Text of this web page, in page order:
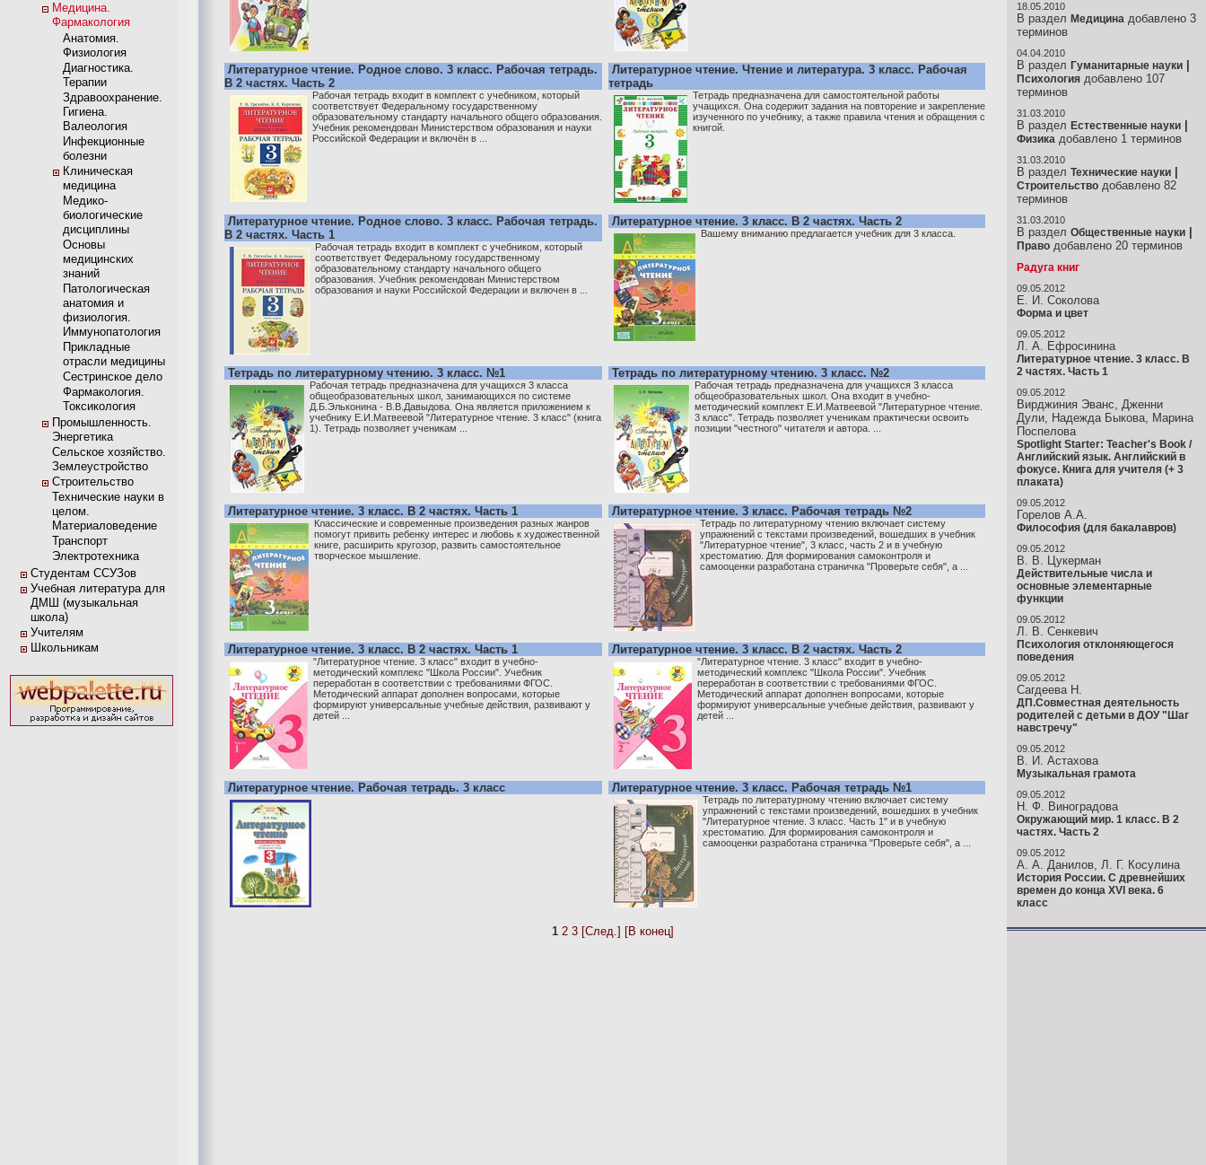
Медицина.
Фармакология
Анатомия.
Физиология
Диагностика.
Терапии
Здравоохранение.
Гигиена.
Валеология
Инфекционные
болезни
Клиническая
медицина
Медико-
биологические
дисциплины
Основы
медицинских
знаний
Патологическая
анатомия и
физиология.
Иммунопатология
Прикладные
отрасли медицины
Сестринское дело
Фармакология.
Токсикология
Промышленность.
Энергетика
Сельское хозяйство.
Землеустройство
Строительство
Технические науки в
целом.
Материаловедение
Транспорт
Электротехника
Студентам ССУЗов
Учебная литература для
ДМШ (музыкальная
школа)
Учителям
Школьникам
Литературное чтение. Родное слово. 3 класс. Рабочая тетрадь.
В 2 частях. Часть 2
Рабочая тетрадь входит в комплект с учебником, который
соответствует Федеральному государственному
образовательному стандарту начального общего образования.
Учебник рекомендован Министерством образования и науки
Российской Федерации и включён в ...
Литературное чтение. Чтение и литература. 3 класс. Рабочая
тетрадь
Тетрадь предназначена для самостоятельной работы
учащихся. Она содержит задания на повторение и закрепление
изученного по учебнику, а также правила чтения и обращения с
книгой.
Литературное чтение. Родное слово. 3 класс. Рабочая тетрадь.
В 2 частях. Часть 1
Рабочая тетрадь входит в комплект с учебником, который
соответствует Федеральному государственному
образовательному стандарту начального общего
образования. Учебник рекомендован Министерством
образования и науки Российской Федерации и включен в ...
Литературное чтение. 3 класс. В 2 частях. Часть 2
Вашему вниманию предлагается учебник для 3 класса.
Тетрадь по литературному чтению. 3 класс. №1
Рабочая тетрадь предназначена для учащихся 3 класса
общеобразовательных школ, занимающихся по системе
Д.Б.Эльконина - В.В.Давыдова. Она является приложением к
учебнику Е.И.Матвеевой "Литературное чтение. 3 класс" (книга
1). Тетрадь позволяет ученикам ...
Тетрадь по литературному чтению. 3 класс. №2
Рабочая тетрадь предназначена для учащихся 3 класса
общеобразовательных школ. Она входит в учебно-
методический комплект Е.И.Матвеевой "Литературное чтение.
3 класс". Тетрадь позволяет ученикам практически освоить
позиции "честного" читателя и автора. ...
Литературное чтение. 3 класс. В 2 частях. Часть 1
Классические и современные произведения разных жанров
помогут привить ребенку интерес и любовь к художественной
книге, расширить кругозор, развить самостоятельное
творческое мышление.
Литературное чтение. 3 класс. Рабочая тетрадь №2
Тетрадь по литературному чтению включает систему
упражнений с текстами произведений, вошедших в учебник
"Литературное чтение", 3 класс, часть 2 и в учебную
хрестоматию. Для формирования самоконтроля и
самооценки разработана страничка "Проверьте себя", а ...
Литературное чтение. 3 класс. В 2 частях. Часть 1
"Литературное чтение. 3 класс" входит в учебно-
методический комплекс "Школа России". Учебник
переработан в соответствии с требованиями ФГОС.
Методический аппарат дополнен вопросами, которые
формируют универсальные учебные действия, развивают у
детей ...
Литературное чтение. 3 класс. В 2 частях. Часть 2
"Литературное чтение. 3 класс" входит в учебно-
методический комплекс "Школа России". Учебник
переработан в соответствии с требованиями ФГОС.
Методический аппарат дополнен вопросами, которые
формируют универсальные учебные действия, развивают у
детей ...
Литературное чтение. Рабочая тетрадь. 3 класс Литературное чтение. 3 класс. Рабочая тетрадь №1
Тетрадь по литературному чтению включает систему
упражнений с текстами произведений, вошедших в учебник
"Литературное чтение. 3 класс. Часть 1" и в учебную
хрестоматию. Для формирования самоконтроля и
самооценки разработана страничка "Проверьте себя", а ...
1 2 3 [След.] [В конец]
18.05.2010
В раздел Медицина добавлено 3
терминов
04.04.2010
В раздел Гуманитарные науки
Психология добавлено 107
терминов
31.03.2010
В раздел Естественные науки
Физика добавлено 1 терминов
31.03.2010
В раздел Технические науки
Строительство добавлено 82
терминов
31.03.2010
В раздел Общественные науки
Право добавлено 20 терминов
Радуга книг
09.05.2012
Е. И. Соколова
Форма и цвет
09.05.2012
Л. А. Ефросинина
Литературное чтение. 3 класс. В
2 частях. Часть 1
09.05.2012
Вирджиния Эванс, Дженни
Дули, Надежда Быкова, Марина
Поспелова
Spotlight Starter: Teacher's Book /
Английский язык. Английский в
фокусе. Книга для учителя (+ 3
плаката)
09.05.2012
Горелов А.А.
Философия (для бакалавров)
09.05.2012
В. В. Цукерман
Действительные числа и
основные элементарные
функции
09.05.2012
Л. В. Сенкевич
Психология отклоняющегося
поведения
09.05.2012
Сагдеева Н.
ДП.Совместная деятельность
родителей с детьми в ДОУ "Шаг
навстречу"
09.05.2012
В. И. Астахова
Музыкальная грамота
09.05.2012
Н. Ф. Виноградова
Окружающий мир. 1 класс. В 2
частях. Часть 2
09.05.2012
А. А. Данилов, Л. Г. Косулина
История России. С древнейших
времен до конца XVI века. 6
класс